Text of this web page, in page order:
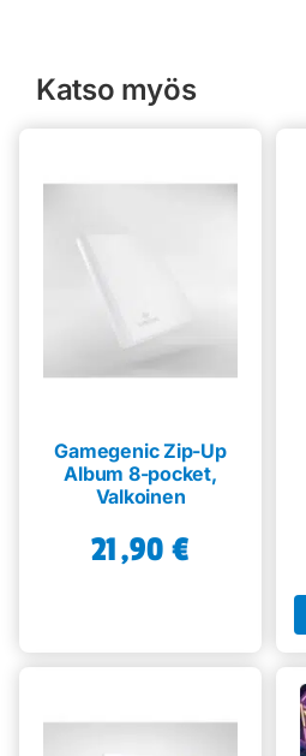
Katso myös
Gamegenic Zip-Up
Album 8-pocket,
Valkoinen
21,90 €